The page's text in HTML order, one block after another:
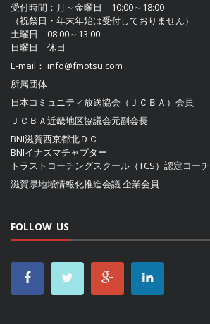
受付時間：月～金曜日 10:00～18:00
（祝祭日・年末年始は受付しておりません）
土曜日 08:00～13:00
日曜日 休日
E-mail： info@fmotsu.com
所属団体
日本コミュニティ放送協会（ＪＣＢＡ） 会員
ＪＣＢＡ近畿地区協議会元副会長
BNI滋賀西京都北ＤＣ
BNIイナズマチャプター
トラストコーチングスクール（TCS）認定コーチ
滋賀県地域情報化推進会議企業会員
FOLLOW US